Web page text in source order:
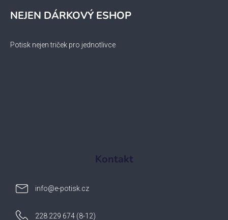
NEJEN DÁRKOVÝ ESHOP
Potisk nejen triček pro jednotlivce
Kontakt
info@e-potisk.cz
228 229 674 (8-12)